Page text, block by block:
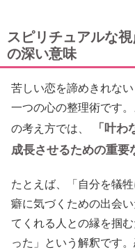
スピリチュアルな
の深い意味
苦しい恋を諦めきれな
一つの心の整理術です
の考え方では、
「叶
成長させるための重要
たとえば、「自分を犠
癖に気づくための出会
てくれる人との縁を掴
った」という解釈です